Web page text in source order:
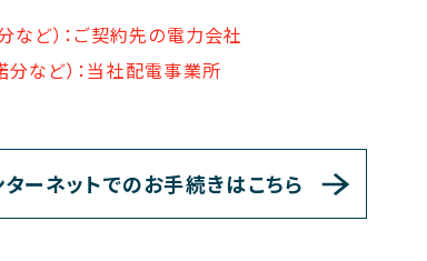
ど）：ご契約先の電力会社
など）：当社配電事業所
ターネットでのお手続きはこちら